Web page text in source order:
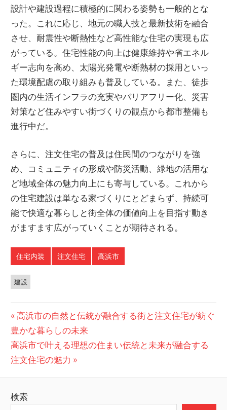
設計や建設過程に積極的に関わる姿勢も一般的とな
った。これに応じ、地元の職人技と最新技術を融合
させ、耐震性や断熱性など高性能な住宅の実現も広
がっている。住宅性能の向上は健康維持や省エネル
ギー志向を高め、太陽光発電や断熱材の採用といっ
た環境配慮の取り組みも普及している。また、徒歩
圏内の生活インフラの充実やバリアフリー化、災害
対策など住みやすい街づくりの観点から都市整備も
進行中だ。
さらに、注文住宅の普及は住民間のつながりを強
め、コミュニティの形成や防災活動、緑地の活用な
ど地域全体の魅力向上にも寄与している。これから
の住宅建設は単なる家づくりにとどまらず、持続可
能で快適な暮らしと街全体の価値向上を目指す動き
がますます広がっていくことが期待される。
住宅内装 注文住宅 高浜市
建設
投
稿
ナ
ビ
ゲ
前
の
投
稿:
高浜市の自然と伝統が融合する街と注文住宅が紡ぐ
豊かな暮らしの未来
次
の
高浜市で叶える理想の住まい伝統と未来が融合する
注文住宅の魅力
検索